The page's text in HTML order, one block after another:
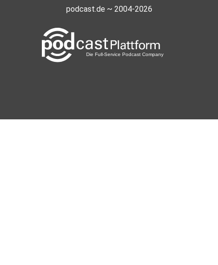
podcast.de ~ 2004-2026